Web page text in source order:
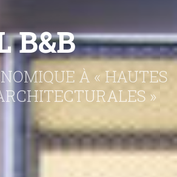
B&B
À « HAUTES
»